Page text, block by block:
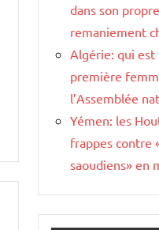
dans son
remaniement
Algérie: qui est
première
l’Assemblée
Yémen: les
frappes contre
saoudiens» en